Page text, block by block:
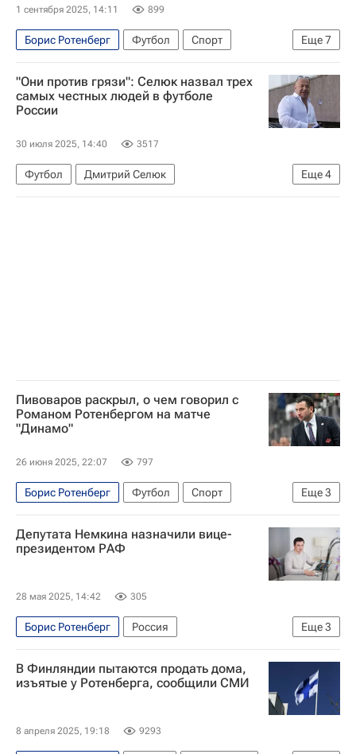
1 сентября 2025, 14:11 899
Еще7
Борис Ротенберг Футбол
Спорт
Роберт Морено
Игорь Осинькин
Борис Ротенберг
Сочи
Крылья Советов
РПЛ 2026-2027 (Чемпионат России по футболу)
Кубок России по футболу
"Они против грязи": Селюк назвал трех
самых честных людей в футболе
России
30 июля 2025, 14:40 3517
Еще4
Футбол
Дмитрий Селюк
Александр Дюков
Сергей Галицкий
Пивоваров раскрыл, о чем говорил с
Романом Ротенбергом на матче
"Динамо"
26 июня 2025, 22:07 797
Еще3
Борис Ротенберг Футбол
Спорт
Роман Ротенберг
Павел Пивоваров
Динамо Москва
Депутата Немкина назначили вице-
президентом РАФ
28 мая 2025, 14:42 305
Еще3
Борис Ротенберг
Россия
Антон Немкин (депутат)
Госдума РФ
Российская автомобильная федерация
В Финляндии пытаются продать дома,
изъятые у Ротенберга, сообщили СМИ
8 апреля 2025, 19:18 9293